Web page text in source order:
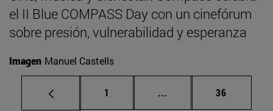
el II Blue COMPASS Day con un cinefórum
sobre presión, vulnerabilidad y esperanza
Imagen Manuel Castells
Página
1 ... Páginas intermedias
Página
36